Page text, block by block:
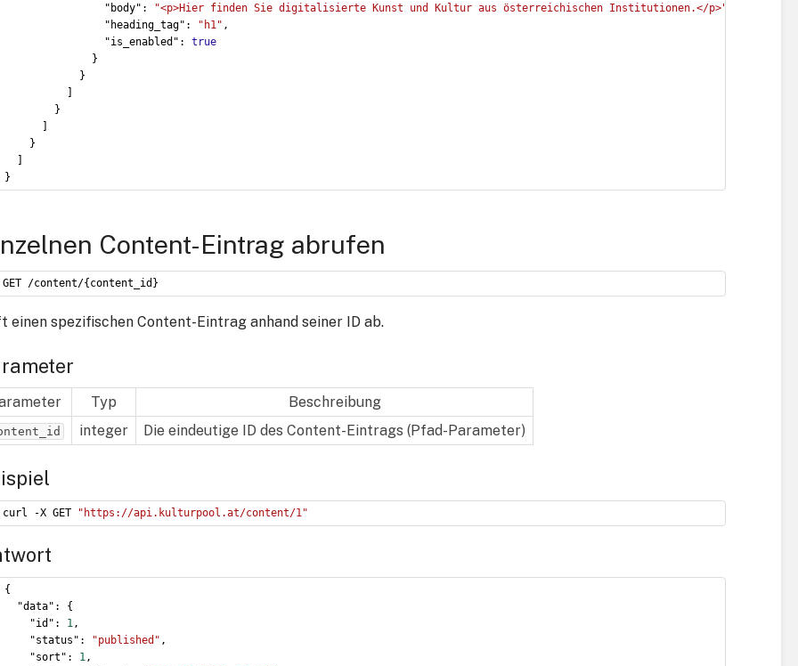
                "body":
"<p>Hier finden Sie digitalisierte Kunst und Kultur aus österreichischen Institutionen.</p>"
                "heading_tag":
"h1" ,
                "is_enabled":
true
              }
            }
          ]
        }
      ]
    }
  ]
}
Content-Eintrag abrufen
GET /content/{content_id}
einen spezifischen Content-Eintrag anhand seiner ID ab.
Typ Beschreibung
integer Die eindeutige ID des Content-Eintrags (Pfad-Parameter)
curl -X GET "https://api.kulturpool.at/content/1"
{
  "data": {
    "id":
1 ,
    "status":
"published" ,
    "sort":
1 ,